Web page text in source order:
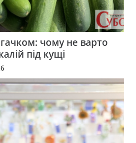
чому не варто
під кущі